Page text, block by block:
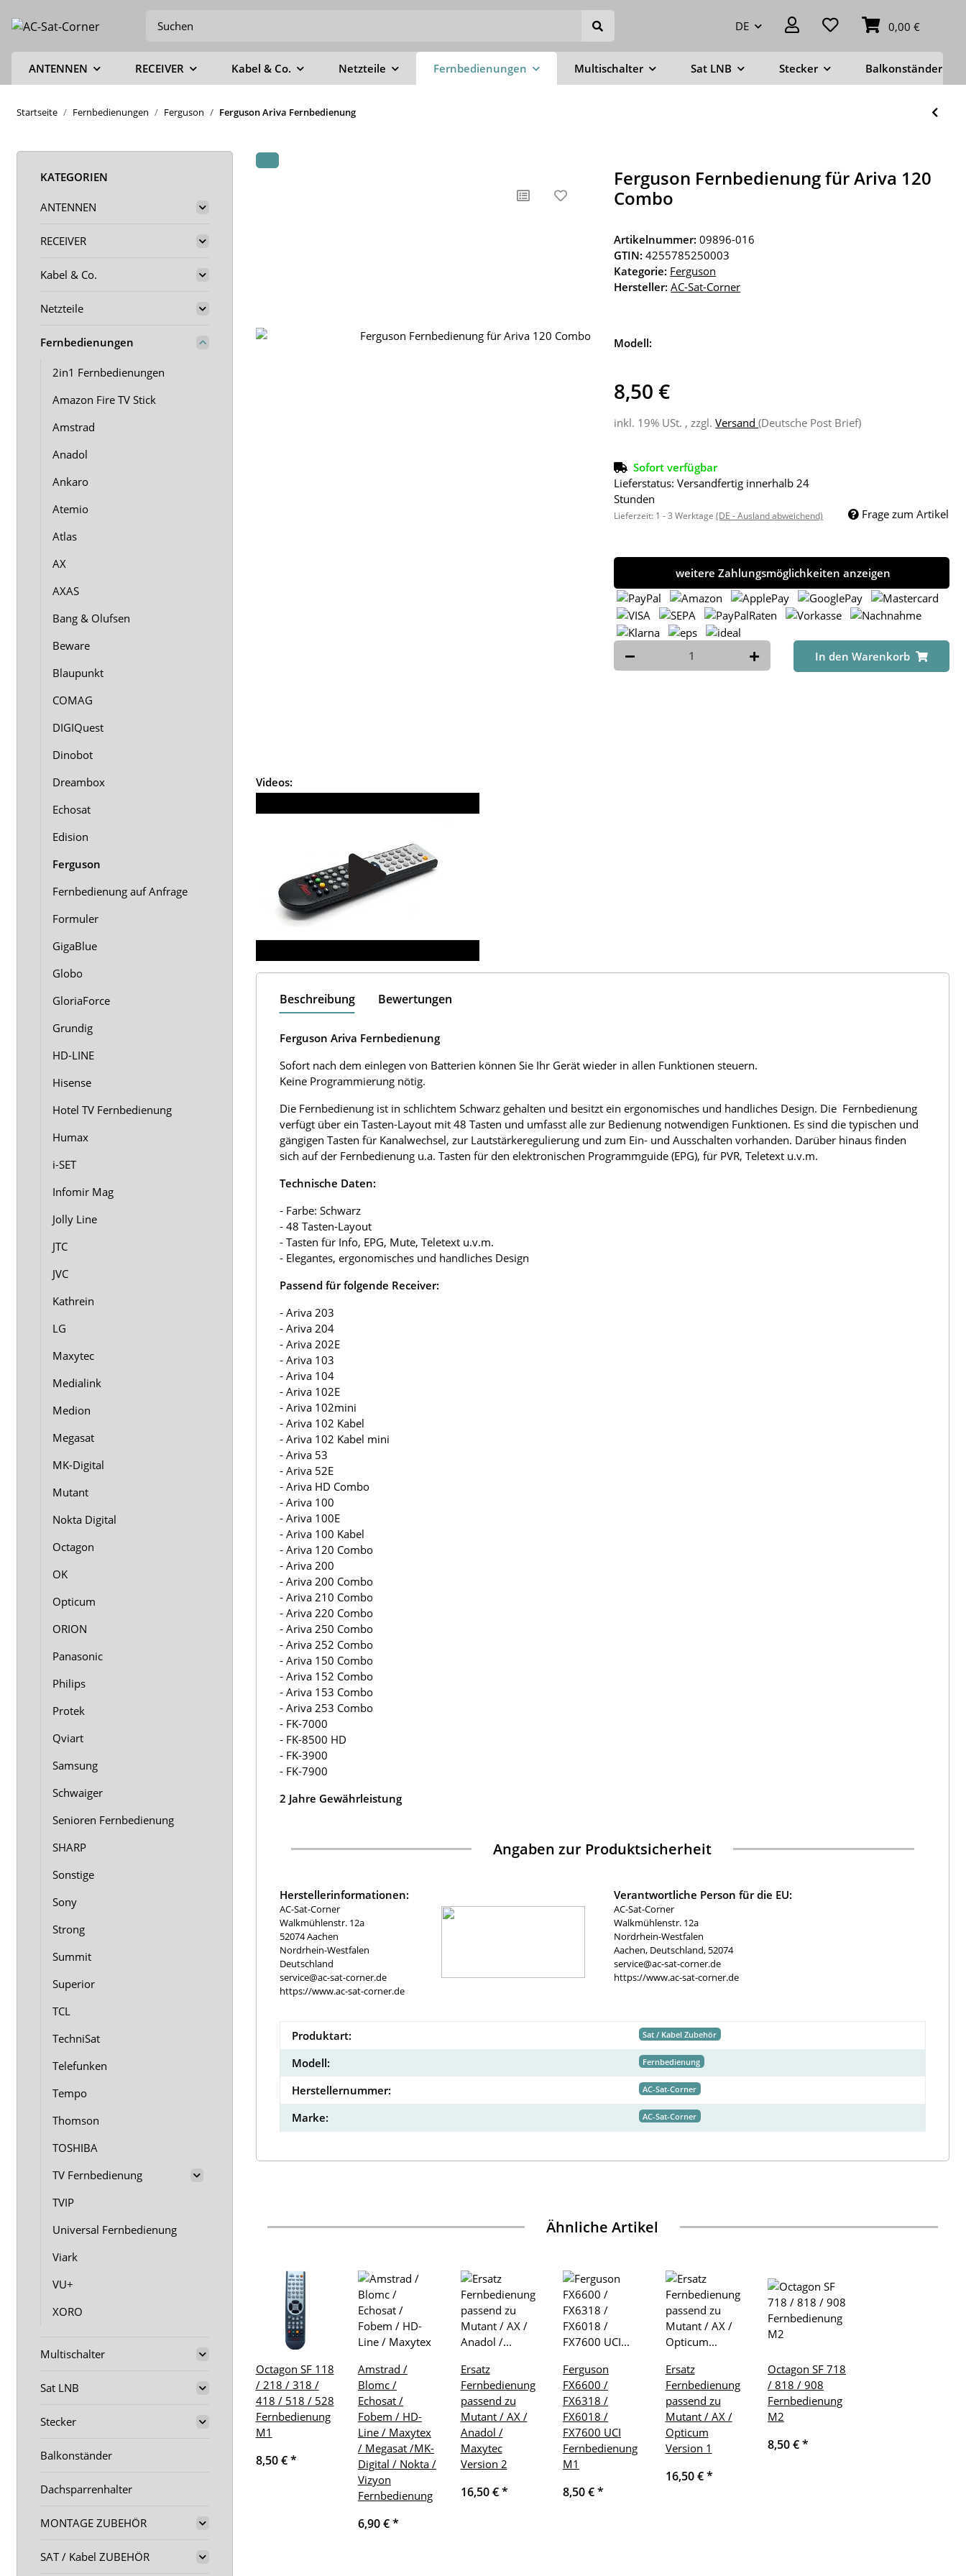
DE 0,00 €
ANTENNEN RECEIVER Kabel & Co. Netzteile Fernbedienungen Multischalter Sat LNB Stecker Balkonständer
Startseite Fernbedienungen Ferguson Ferguson Ariva Fernbedienung
Ferguson Fernbedienung für Ariva 120
Combo
Artikelnummer:09896-016
GTIN: 4255785250003
Kategorie: Ferguson
Hersteller: AC-Sat-Corner
Modell:
8,50 €
inkl. 19% USt. , zzgl.Versand(Deutsche Post Brief)
Sofort verfügbar
Lieferstatus: Versandfertig innerhalb 24
Stunden
Lieferzeit: 1 - 3 Werktage(DE - Ausland abweichend) Frage zum Artikel
weitere Zahlungsmöglichkeiten anzeigen
In den Warenkorb
Videos:
Beschreibung Bewertungen
Ferguson Ariva Fernbedienung
Sofort nach dem einlegen von Batterien können Sie Ihr Gerät wieder in allen Funktionen steuern.
Keine Programmierung nötig.
Die Fernbedienung ist in schlichtem Schwarz gehalten und besitzt ein ergonomisches und handliches Design. Die Fernbedienung
verfügt über ein Tasten-Layout mit 48 Tasten und umfasst alle zur Bedienung notwendigen Funktionen. Es sind die typischen und
gängigen Tasten für Kanalwechsel, zur Lautstärkeregulierung und zum Ein- und Ausschalten vorhanden. Darüber hinaus finden
sich auf der Fernbedienung u.a. Tasten für den elektronischen Programmguide (EPG), für PVR, Teletext u.v.m.
Technische Daten:
- Farbe: Schwarz
- 48 Tasten-Layout
- Tasten für Info, EPG, Mute, Teletext u.v.m.
- Elegantes, ergonomisches und handliches Design
Passend für folgende Receiver:
- Ariva 203
- Ariva 204
- Ariva 202E
- Ariva 103
- Ariva 104
- Ariva 102E
- Ariva 102mini
- Ariva 102 Kabel
- Ariva 102 Kabel mini
- Ariva 53
- Ariva 52E
- Ariva HD Combo
- Ariva 100
- Ariva 100E
- Ariva 100 Kabel
- Ariva 120 Combo
- Ariva 200
- Ariva 200 Combo
- Ariva 210 Combo
- Ariva 220 Combo
- Ariva 250 Combo
- Ariva 252 Combo
- Ariva 150 Combo
- Ariva 152 Combo
- Ariva 153 Combo
- Ariva 253 Combo
- FK-7000
- FK-8500 HD
- FK-3900
- FK-7900
2 Jahre Gewährleistung
Angaben zur Produktsicherheit
Herstellerinformationen:
AC-Sat-Corner
Walkmühlenstr. 12a
52074 Aachen
Nordrhein-Westfalen
Deutschland
service@ac-sat-corner.de
https://www.ac-sat-corner.de
Verantwortliche Person für die EU:
AC-Sat-Corner
Walkmühlenstr. 12a
Nordrhein-Westfalen
Aachen, Deutschland, 52074
service@ac-sat-corner.de
https://www.ac-sat-corner.de
Produktart: Sat / Kabel Zubehör
Modell: Fernbedienung
Herstellernummer: AC-Sat-Corner
Marke: AC-Sat-Corner
Ähnliche Artikel
Octagon SF 118
/ 218 / 318 /
418 / 518 / 528
Fernbedienung
M1
8,50 €*
Amstrad /
Blomc /
Echosat /
Fobem / HD-
Line / Maxytex
/ Megasat /MK-
Digital / Nokta /
Vizyon
Fernbedienung
6,90 €*
Ersatz
Fernbedienung
passend zu
Mutant / AX /
Anadol /
Maxytec
Version 2
16,50 €*
Ferguson
FX6600 /
FX6318 /
FX6018 /
FX7600 UCI
Fernbedienung
M1
8,50 €*
Ersatz
Fernbedienung
passend zu
Mutant / AX /
Opticum
Version 1
16,50 €*
Octagon SF 718
/ 818 / 908
Fernbedienung
M2
8,50 €*
KATEGORIEN
ANTENNEN
RECEIVER
Kabel & Co.
Netzteile
Fernbedienungen
2in1 Fernbedienungen
Amazon Fire TV Stick
Amstrad
Anadol
Ankaro
Atemio
Atlas
AX
AXAS
Bang & Olufsen
Beware
Blaupunkt
COMAG
DIGIQuest
Dinobot
Dreambox
Echosat
Edision
Ferguson
Fernbedienung auf Anfrage
Formuler
GigaBlue
Globo
GloriaForce
Grundig
HD-LINE
Hisense
Hotel TV Fernbedienung
Humax
i-SET
Infomir Mag
Jolly Line
JTC
JVC
Kathrein
LG
Maxytec
Medialink
Medion
Megasat
MK-Digital
Mutant
Nokta Digital
Octagon
OK
Opticum
ORION
Panasonic
Philips
Protek
Qviart
Samsung
Schwaiger
Senioren Fernbedienung
SHARP
Sonstige
Sony
Strong
Summit
Superior
TCL
TechniSat
Telefunken
Tempo
Thomson
TOSHIBA
TV Fernbedienung
TVIP
Universal Fernbedienung
Viark
VU+
XORO
Multischalter
Sat LNB
Stecker
Balkonständer
Dachsparrenhalter
MONTAGE ZUBEHÖR
SAT / Kabel ZUBEHÖR